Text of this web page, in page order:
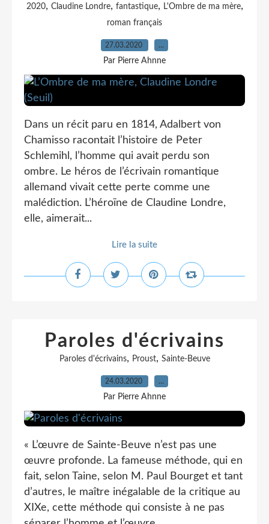
2020, Claudine Londre, fantastique, L'Ombre de ma mère,
roman français
27.03.2020 …
Par Pierre Ahnne
Dans un récit paru en 1814, Adalbert von
Chamisso racontait l’histoire de Peter
Schlemihl, l’homme qui avait perdu son
ombre. Le héros de l’écrivain romantique
allemand vivait cette perte comme une
malédiction. L’héroïne de Claudine Londre,
elle, aimerait...
Lire la suite
Paroles d'écrivains
Paroles d'écrivains, Proust, Sainte-Beuve
24.03.2020 …
Par Pierre Ahnne
« L’œuvre de Sainte-Beuve n’est pas une
œuvre profonde. La fameuse méthode, qui en
fait, selon Taine, selon M. Paul Bourget et tant
d’autres, le maître inégalable de la critique au
XIXe, cette méthode qui consiste à ne pas